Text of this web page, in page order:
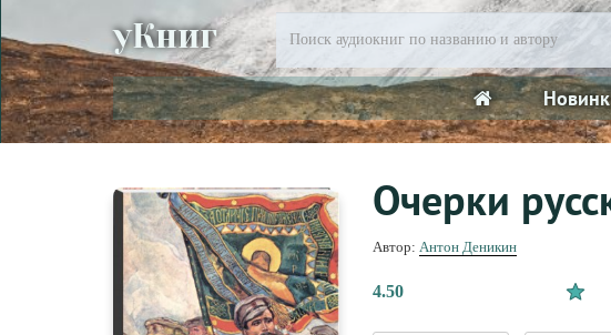
уКниг
Очерки
Автор: Антон Деникин
4.50